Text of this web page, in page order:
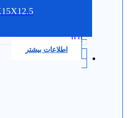
0.0
اطلاعات بیشتر